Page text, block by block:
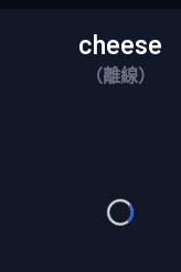
cheese
（離線）